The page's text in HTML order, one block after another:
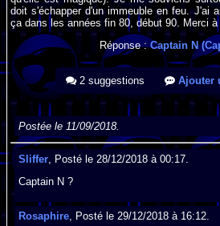
doit s'échapper d'un immeuble en feu. J'ai
ça dans les années fin 80, début 90. Merci
Réponse :Captain N
2 suggestions Ajouter
Postée le 11/09/2018.
Sliffer , Posté le 28/12/2018 à 00:17.
Captain N ?
Rosaphire, Posté le 29/12/2018 à 16:12.